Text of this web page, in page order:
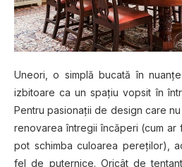
Uneori, o simplă bucată în
izbitoare ca un spaţiu vopsit în
Pentru pasionaţii de design care
renovarea întregii încăperi (cum ar
pot schimba culoarea pereţilor),
fel de puternice. Oricât de